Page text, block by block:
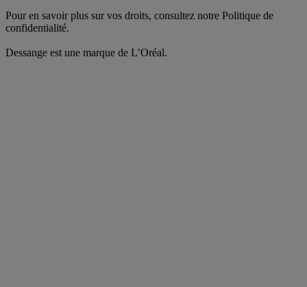
Pour en savoir plus sur vos droits, consultez notre Politique de
confidentialité.
Dessange est une marque de L’Oréal.